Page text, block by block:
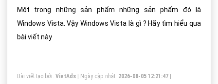
Một trong những sản phẩm những sản phẩm đó là
Windows Vista. Vậy Windows Vista là gì ? Hãy tìm hiểu qua
bài viết này
Bài viết tạo bởi: VietAds | Ngày cập nhật: 2026-08-05 12:21:47